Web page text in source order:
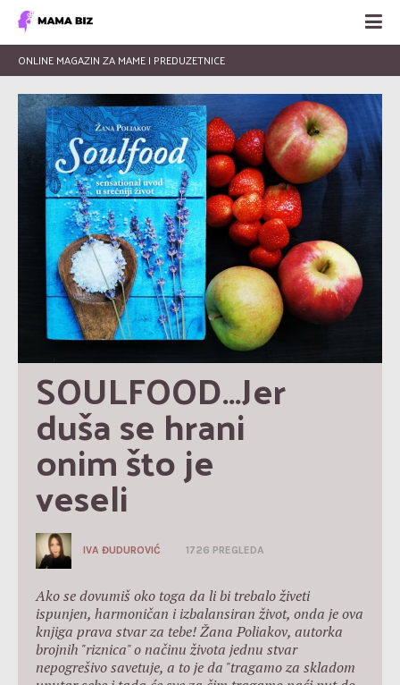
ONLINE MAGAZIN ZA MAME I PREDUZETNICE
SOULFOOD…Jer
duša se hrani
onim što je
veseli
IVA ĐUDUROVIĆ 1726 PREGLEDA
Ako se dovumiš oko toga da li bi trebalo živeti
ispunjen, harmoničan i izbalansiran život, onda je ova
knjiga prava stvar za tebe! Žana Poliakov, autorka
brojnih "riznica" o načinu života jednu stvar
nepogrešivo savetuje, a to je da "tragamo za skladom